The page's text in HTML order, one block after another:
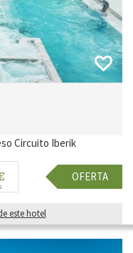
Circuito Iberik
OFERTA
este hotel